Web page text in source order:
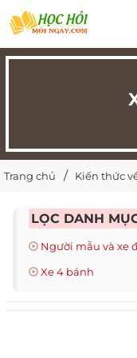
Trang chủ Kiến thức
LỌC DANH
Người mẫu và xe
Xe 4 bánh